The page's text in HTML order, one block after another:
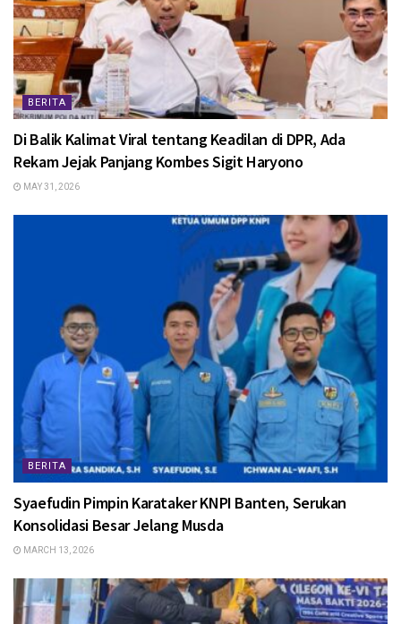
BERITA
Di Balik Kalimat Viral tentang Keadilan di DPR, Ada
Rekam Jejak Panjang Kombes Sigit Haryono
MAY 31, 2026
BERITA
Syaefudin Pimpin Karataker KNPI Banten, Serukan
Konsolidasi Besar Jelang Musda
MARCH 13, 2026